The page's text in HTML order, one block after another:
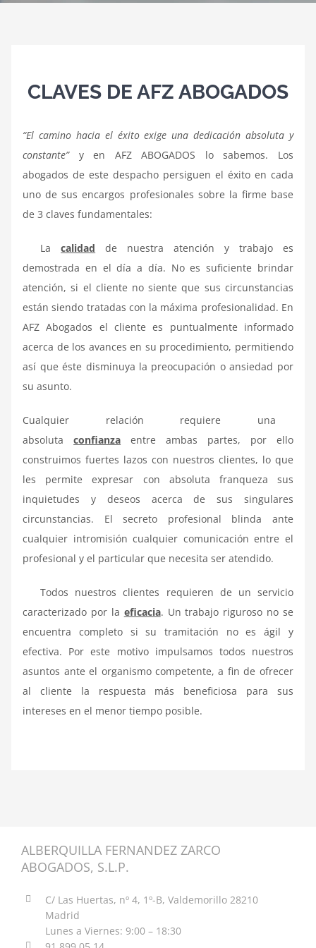
CLAVES DE AFZ ABOGADOS
“El camino hacia el éxito exige una dedicación absoluta y
constante”y en AFZ ABOGADOS lo sabemos. Los
abogados de este despacho persiguen el éxito en cada
uno de sus encargos profesionales sobre la firme base
de 3 claves fundamentales:
Lacalidad de nuestra atención y trabajo es
demostrada en el día a día. No es suficiente brindar
atención, si el cliente no siente que sus circunstancias
están siendo tratadas con la máxima profesionalidad. En
AFZ Abogados el cliente es puntualmente informado
acerca de los avances en su procedimiento, permitiendo
así que éste disminuya la preocupación o ansiedad por
su asunto.
Cualquier relación requiere una
absolutaconfianza entre ambas partes, por ello
construimos fuertes lazos con nuestros clientes, lo que
les permite expresar con absoluta franqueza sus
inquietudes y deseos acerca de sus singulares
circunstancias. El secreto profesional blinda ante
cualquier intromisión cualquier comunicación entre el
profesional y el particular que necesita ser atendido.
Todos nuestros clientes requieren de un servicio
caracterizado por la eficacia. Un trabajo riguroso no se
encuentra completo si su tramitación no es ágil y
efectiva. Por este motivo impulsamos todos nuestros
asuntos ante el organismo competente, a fin de ofrecer
al cliente la respuesta más beneficiosa para sus
intereses en el menor tiempo posible.
ALBERQUILLA FERNANDEZ ZARCO
ABOGADOS, S.L.P.
C/ Las Huertas, nº 4, 1º-B, Valdemorillo 28210
Madrid
Lunes a Viernes: 9:00 – 18:30